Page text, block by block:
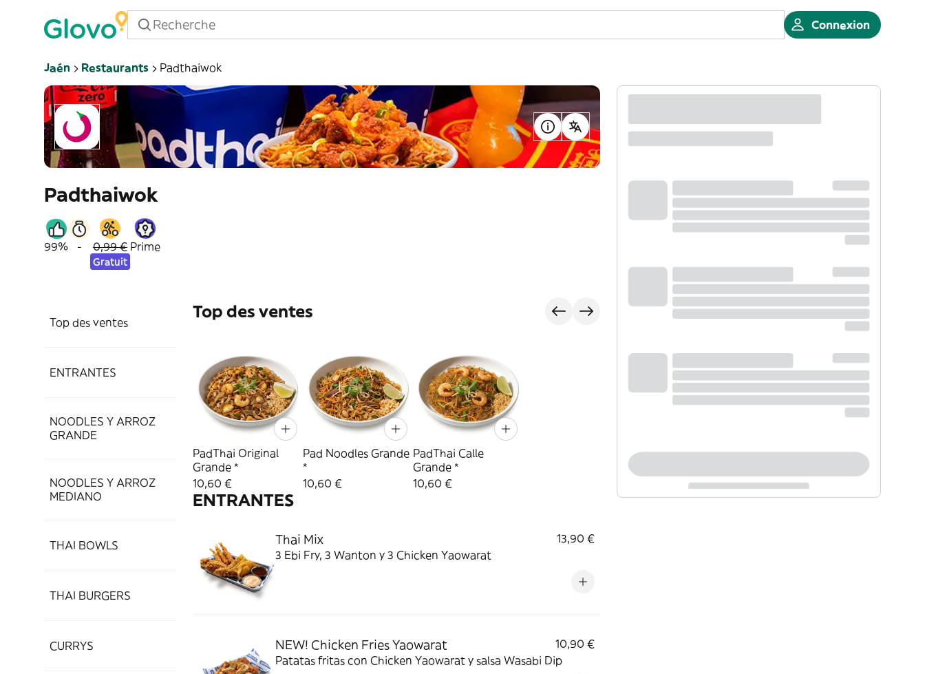
Connexion
Jaén Restaurants Padthaiwok
Padthaiwok
99% - 0,99 €
Gratuit
Prime
Top des ventes
ENTRANTES
NOODLES Y ARROZ
GRANDE
NOODLES Y ARROZ
MEDIANO
THAI BOWLS
THAI BURGERS
CURRYS
Top des ventes
PadThai Original
Grande *
10,60 €
Pad Noodles Grande
*
10,60 €
PadThai Calle
Grande *
10,60 €
ENTRANTES
Thai Mix
13,90 €
3 Ebi Fry, 3 Wanton y 3 Chicken Yaowarat
NEW! Chicken Fries Yaowarat
10,90 €
Patatas fritas con Chicken Yaowarat y salsa Wasabi Dip